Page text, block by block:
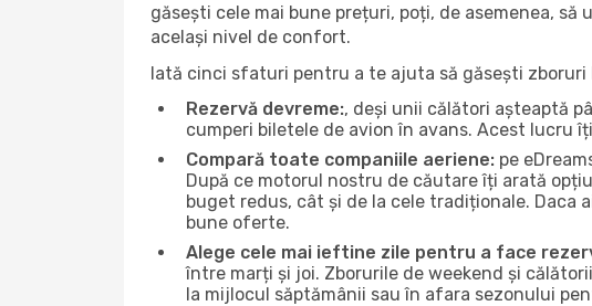
găsești cele mai bune prețuri, poți, de asemenea,
același nivel de confort.
Iată cinci sfaturi pentru a te ajuta să găsești
Rezervă devreme:, deși unii călători așteaptă
cumperi biletele de avion în avans. Acest lucru
Compară toate companiile aeriene: pe
După ce motorul nostru de căutare îți arată
buget redus, cât și de la cele tradiționale. Daca
bune oferte.
Alege cele mai ieftine zile pentru a face
între marți și joi. Zborurile de weekend și
la mijlocul săptămânii sau în afara sezonului